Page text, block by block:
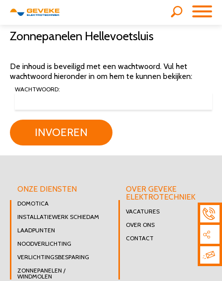
Zonnepanelen Hellevoetsluis
De inhoud is beveiligd met een wachtwoord. Vul het
wachtwoord hieronder in om hem te kunnen bekijken:
WACHTWOORD:
INVOEREN
ONZE DIENSTEN
DOMOTICA
INSTALLATIEWERK SCHIEDAM
LAADPUNTEN
NOODVERLICHTING
VERLICHTINGSBESPARING
ZONNEPANELEN /
WINDMOLEN
OVER GEVEKE
ELEKTROTECHNIEK
VACATURES
OVER ONS
CONTACT